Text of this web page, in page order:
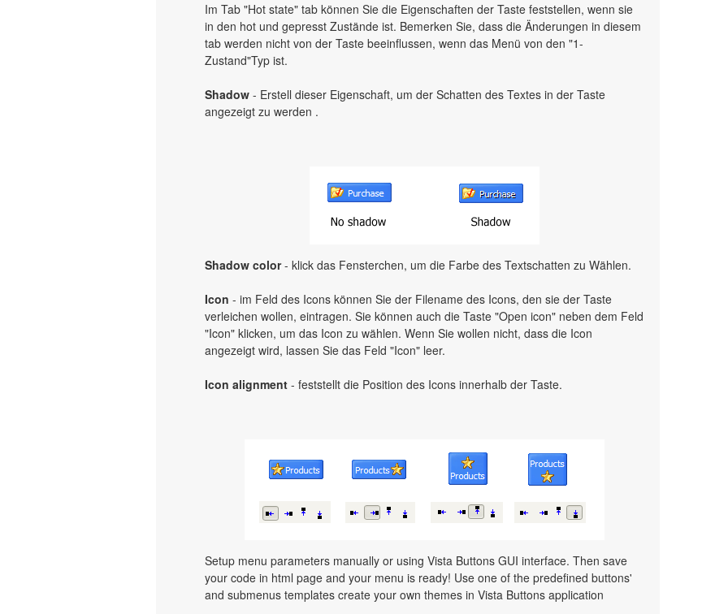
Im Tab "Hot state" tab können Sie die Eigenschaften der Taste feststellen, wenn sie
in den hot und gepresst Zustände ist. Bemerken Sie, dass die Änderungen in diesem
tab werden nicht von der Taste beeinflussen, wenn das Menü von den "1-
Zustand"Typ ist.
Shadow - Erstell dieser Eigenschaft, um der Schatten des Textes in der Taste
angezeigt zu werden .
Shadow color- klick das Fensterchen, um die Farbe des Textschatten zu Wählen.
Icon - im Feld des Icons können Sie der Filename des Icons, den sie der Taste
verleichen wollen, eintragen. Sie können auch die Taste "Open icon" neben dem Feld
"Icon" klicken, um das Icon zu wählen. Wenn Sie wollen nicht, dass die Icon
angezeigt wird, lassen Sie das Feld "Icon" leer.
Icon alignment - feststellt die Position des Icons innerhalb der Taste.
Setup menu parameters manually or using Vista Buttons GUI interface. Then save
your code in html page and your menu is ready! Use one of the predefined buttons'
and submenus templates create your own themes in Vista Buttons application